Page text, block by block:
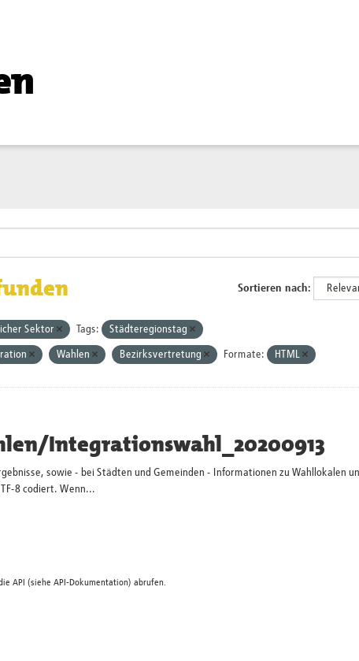
Sortieren nach
Sektor Tags: Städteregionstag
Wahlen Bezirksvertretung Formate: HTML
Integrationswahl_20200913
sowie - bei Städten und Gemeinden - Informationen zu Wahllokalen
8 codiert. Wenn...
API (siehe API-Dokumentation) abrufen.